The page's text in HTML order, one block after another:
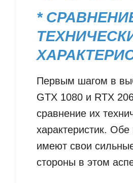
*
Первым шагом в
GTX 1080 и RTX
сравнение их
характеристик.
имеют свои
стороны в этом